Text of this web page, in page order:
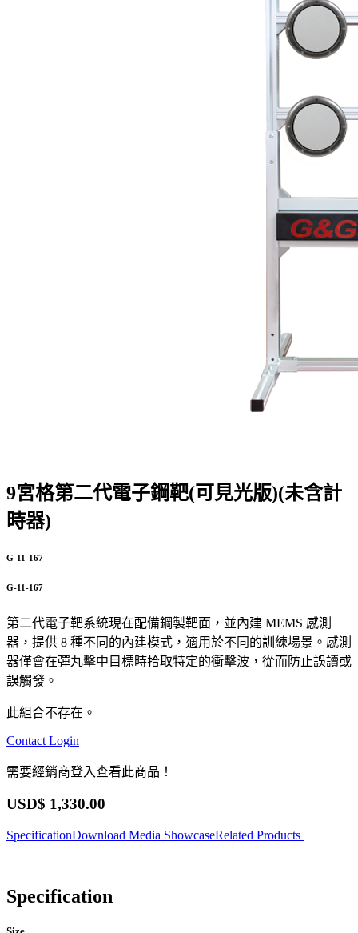
9宮格第二代電子鋼靶(可見光版)(未含計
時器)
G-11-167
G-11-167
第二代電子靶系統現在配備鋼製靶面，並內建 MEMS 感測
器，提供 8 種不同的內建模式，適用於不同的訓練場景。感測
器僅會在彈丸擊中目標時拾取特定的衝擊波，從而防止誤讀或
誤觸發。
此組合不存在。
Contact Login
需要經銷商登入查看此商品！
USD$ 1,330.00
SpecificationDownload Media ShowcaseRelated Products
Specification